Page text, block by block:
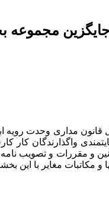
مداری وحدت رویه
واگذارندگان کار
و مقررات و تصویب